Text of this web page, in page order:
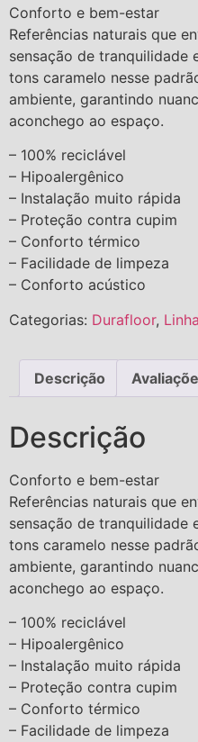
Conforto e bem-estar
Referências naturais que
sensação de tranquilidade
tons caramelo nesse
ambiente, garantindo
aconchego ao espaço.
– 100% reciclável
– Hipoalergênico
– Instalação muito rápida
– Proteção contra cupim
– Conforto térmico
– Facilidade de limpeza
– Conforto acústico
Categorias: Durafloor,
Descrição
Descrição
Conforto e bem-estar
Referências naturais que
sensação de tranquilidade
tons caramelo nesse
ambiente, garantindo
aconchego ao espaço.
– 100% reciclável
– Hipoalergênico
– Instalação muito rápida
– Proteção contra cupim
– Conforto térmico
– Facilidade de limpeza